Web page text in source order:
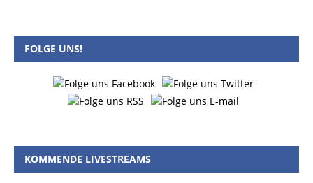
FOLGE UNS!
KOMMENDE LIVESTREAMS